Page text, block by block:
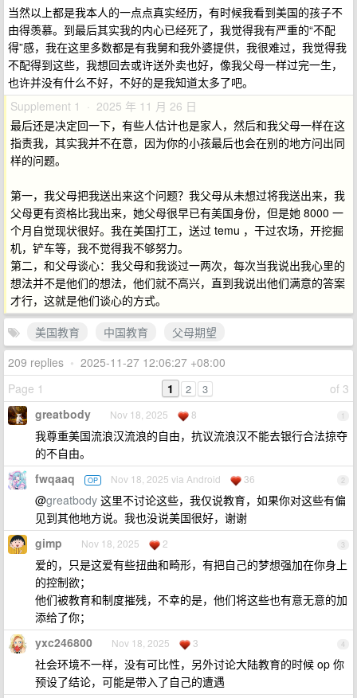
当然以上都是我本人的一点点真实经历，有时候我看到美国的孩子不
由得羡慕。到最后其实我的内心已经死了，我觉得我有严重的“不配
得”感，我在这里多数都是有我舅和我外婆提供，我很难过，我觉得我
不配得到这些，我想回去或许送外卖也好，像我父母一样过完一生，
也许并没有什么不好，不好的是我知道太多了吧。
Supplement 1 · 2025 年 11 月 26 日
最后还是决定回一下，有些人估计也是家人，然后和我父母一样在这
指责我，其实我并不在意，因为你的小孩最后也会在别的地方问出同
样的问题。
第一，我父母把我送出来这个问题？我父母从未想过将我送出来，我
父母更有资格比我出来，她父母很早已有美国身份，但是她 8000 一
个月自觉现状很好。我在美国打工，送过 temu ，干过农场，开挖掘
机，铲车等，我不觉得我不够努力。
第二，和父母谈心：我父母和我谈过一两次，每次当我说出我心里的
想法并不是他们的想法，他们就不高兴，直到我说出他们满意的答案
才行，这就是他们谈心的方式。
美国教育
中国教育
父母期望
209 replies • 2025-11-27 12:06:27 +08:00
Page 1
of 3
1 2 3
1
greatbody Nov 18, 2025 8
我尊重美国流浪汉流浪的自由，抗议流浪汉不能去银行合法掠夺
的不自由。
2
fwqaaq OP Nov 18, 2025 via Android 36
@greatbody 这里不讨论这些，我仅说教育，如果你对这些有偏
见到其他地方说。我也没说美国很好，谢谢
3
gimp Nov 18, 2025 2
爱的，只是这爱有些扭曲和畸形，有把自己的梦想强加在你身上
的控制欲；
他们被教育和制度摧残，不幸的是，他们将这些也有意无意的加
添给了你；
4
yxc246800 Nov 18, 2025 3
社会环境不一样，没有可比性，另外讨论大陆教育的时候 op 你
预设了结论，可能是带入了自己的遭遇